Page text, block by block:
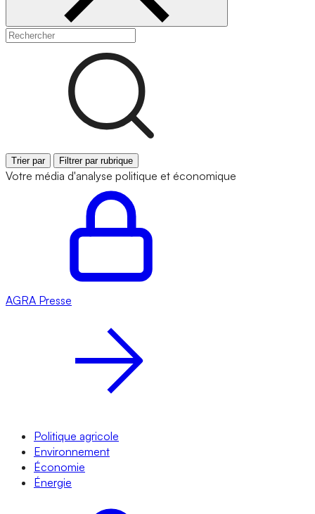
Trier par Filtrer par rubrique
Votre média d'analyse politique et économique
AGRA Presse
Politique agricole
Environnement
Économie
Énergie